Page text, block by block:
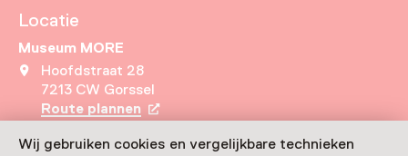
Wij gebruiken cookies en vergelijkbare technieken
Locatie
Museum MORE
Hoofdstraat 28
7213 CW Gorssel
Route plannen Opent in een nieuw tabblad
0575 - 76 03 00